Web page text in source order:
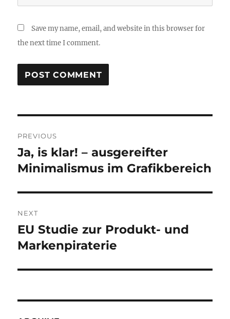
Save my name, email, and website in this browser for
the next time I comment.
navigation
PREVIOUS
Previous
post:
Ja, is klar! – ausgereifter
Minimalismus im Grafikbereich
NEXT
Next
post:
EU Studie zur Produkt- und
Markenpiraterie